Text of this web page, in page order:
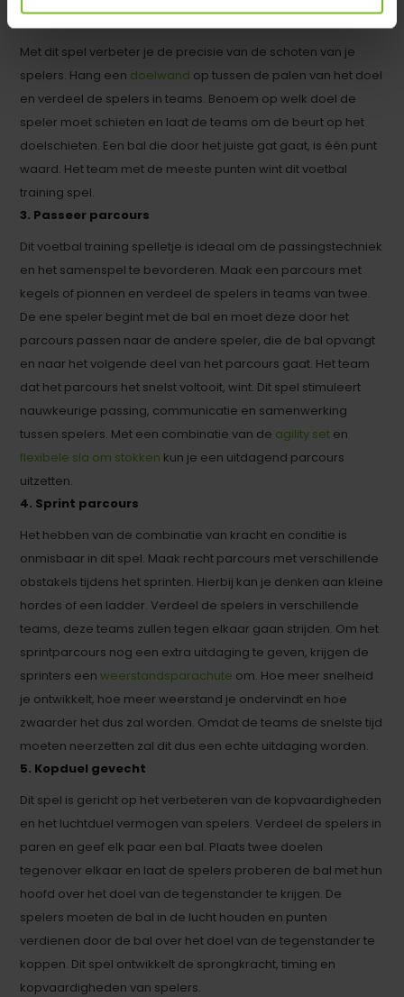
2. Schotprecisie
Met dit spel verbeter je de precisie van de schoten van je
spelers. Hang een doelwand op tussen de palen van het doel
en verdeel de spelers in teams. Benoem op welk doel de
speler moet schieten en laat de teams om de beurt op het
doelschieten. Een bal die door het juiste gat gaat, is één punt
waard. Het team met de meeste punten wint dit voetbal
training spel.
3. Passeer parcours
Dit voetbal training spelletje is ideaal om de passingstechniek
en het samenspel te bevorderen. Maak een parcours met
kegels of pionnen en verdeel de spelers in teams van twee.
De ene speler begint met de bal en moet deze door het
parcours passen naar de andere speler, die de bal opvangt
en naar het volgende deel van het parcours gaat. Het team
dat het parcours het snelst voltooit, wint. Dit spel stimuleert
nauwkeurige passing, communicatie en samenwerking
tussen spelers. Met een combinatie van de agility set en
flexibele sla om stokken kun je een uitdagend parcours
uitzetten.
4. Sprint parcours
Het hebben van de combinatie van kracht en conditie is
onmisbaar in dit spel. Maak recht parcours met verschillende
obstakels tijdens het sprinten. Hierbij kan je denken aan kleine
hordes of een ladder. Verdeel de spelers in verschillende
teams, deze teams zullen tegen elkaar gaan strijden. Om het
sprintparcours nog een extra uitdaging te geven, krijgen de
sprinters eenweerstandsparachute om. Hoe meer snelheid
je ontwikkelt, hoe meer weerstand je ondervindt en hoe
zwaarder het dus zal worden. Omdat de teams de snelste tijd
moeten neerzetten zal dit dus een echte uitdaging worden.
5. Kopduel gevecht
Dit spel is gericht op het verbeteren van de kopvaardigheden
en het luchtduel vermogen van spelers. Verdeel de spelers in
paren en geef elk paar een bal. Plaats twee doelen
tegenover elkaar en laat de spelers proberen de bal met hun
hoofd over het doel van de tegenstander te krijgen. De
spelers moeten de bal in de lucht houden en punten
verdienen door de bal over het doel van de tegenstander te
koppen. Dit spel ontwikkelt de sprongkracht, timing en
kopvaardigheden van spelers.